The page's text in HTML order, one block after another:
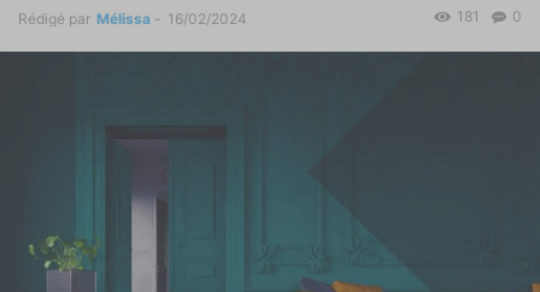
Rédigé par Mélissa - 16/02/2024 0
181